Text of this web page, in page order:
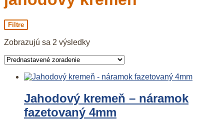
Filtre
Zobrazujú sa 2 výsledky
Jahodový kremeň – náramok
fazetovaný 4mm